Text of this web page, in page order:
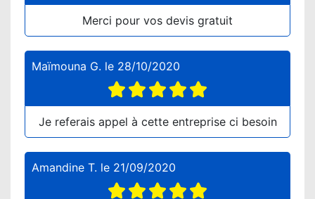
Merci pour vos devis gratuit
Maïmouna G. le 28/10/2020
Je referais appel à cette entreprise ci besoin
Amandine T. le 21/09/2020